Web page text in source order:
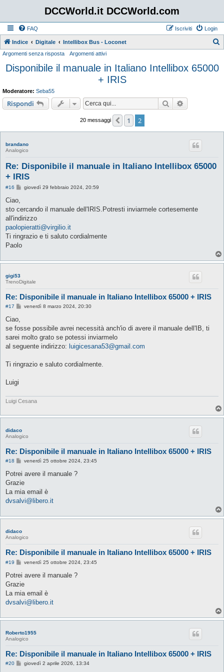
DCCWorld.it DCCWorld.com
FAQ Login
Iscriviti
Indice Digitale Intellibox Bus - Loconet
Argomenti senza risposta Argomenti attivi
Disponibile il manuale in Italiano Intellibox 65000
+ IRIS
Moderatore: Seba55
Rispondi Cerca
20 messaggi Precedente
1 2
brandano
Analogico
Re: Disponibile il manuale in Italiano Intellibox 65000
+ IRIS
#16
M
a
g
i
o
giovedì 29 febbraio 2024, 20:59
Ciao,
sto cercando il manuale dell'IRIS.Potresti inviarmele cortesemente
all'indirizzo
paolopieratti@virgilio.it
Ti ringrazio e ti saluto cordialmente
Paolo
gigi53
TrenoDigitale
Re: Disponibile il manuale in Italiano Intellibox 65000 + IRIS
#17
M
a
g
i
venerdì 8 marzo 2024, 20:30
Ciao,
se fosse possibile avrei necessità anch'io di avere il manuale dell'IB, ti
sarei molto grato se potessi inviarmelo
al seguente indirizzo: luigicesana53@gmail.com
Ti ringrazio e saluto cordialmente.
Luigi
Luigi Cesana
didaco
Analogico
Re: Disponibile il manuale in Italiano Intellibox 65000 + IRIS
#18
M
s
a
g
i
venerdì 25 ottobre 2024, 23:45
Potrei avere il manuale ?
Grazie
La mia email è
dvsalvi@libero.it
didaco
Analogico
Re: Disponibile il manuale in Italiano Intellibox 65000 + IRIS
#19
M
s
a
g
i
venerdì 25 ottobre 2024, 23:45
Potrei avere il manuale ?
Grazie
La mia email è
dvsalvi@libero.it
Roberto1955
Analogico
Re: Disponibile il manuale in Italiano Intellibox 65000 + IRIS
#20
Mgiovedì 2 aprile 2026, 13:34